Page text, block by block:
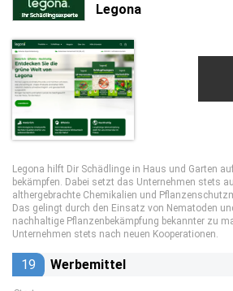
Legona
Legona hilft Dir Schädlinge in Haus und Garten
bekämpfen. Dabei setzt das Unternehmen stets
althergebrachte Chemikalien und
Das gelingt durch den Einsatz von Nematoden
nachhaltige Pflanzenbekämpfung bekannter zu
Unternehmen stets nach neuen Kooperationen.
19 Werbemittel